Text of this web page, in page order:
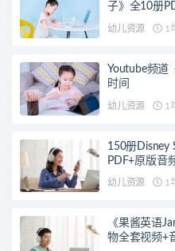
子》全10册
幼儿资源 1
Youtube频道
时间
幼儿资源 1
150册Disney
PDF+原版音
幼儿资源 1
《果酱英语
物全套视频+